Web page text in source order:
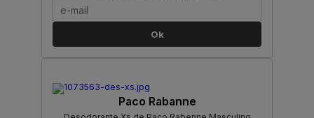
Ok
Paco Rabanne